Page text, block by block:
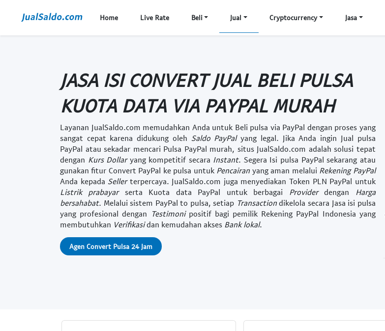
Home Live Rate Beli Jual Cryptocurrency Jasa
JASA ISI CONVERT JUAL BELI PULSA
KUOTA DATA VIA PAYPAL MURAH
Layanan JualSaldo.com memudahkan Anda untuk Beli pulsa via PayPal dengan proses yang
sangat cepat karena didukung oleh Saldo PayPalyang legal. Jika Anda ingin Jual pulsa
PayPal atau sekadar mencari Pulsa PayPal murah, situs JualSaldo.com adalah solusi tepat
dengan Kurs Dollaryang kompetitif secara Instant. Segera Isi pulsa PayPal sekarang atau
gunakan fitur Convert PayPal ke pulsa untuk Pencairan yang aman melalui Rekening PayPal
Anda kepada Sellerterpercaya. JualSaldo.com juga menyediakan Token PLN PayPal untuk
Listrik prabayarserta Kuota data PayPal untuk berbagai Providerdengan
Harga
bersahabat. Melalui sistem PayPal to pulsa, setiap Transactiondikelola secara Jasa isi pulsa
yang profesional dengan Testimonipositif bagi pemilik Rekening PayPal Indonesia yang
membutuhkan Verifikasidan kemudahan akses Bank lokal.
Agen Convert Pulsa 24 Jam